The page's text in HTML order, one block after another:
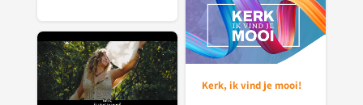
Kerk, ik vind je mooi!